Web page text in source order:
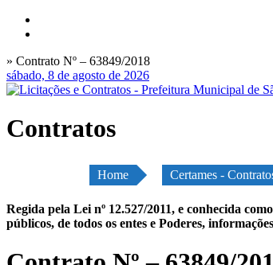
» Contrato Nº – 63849/2018
sábado, 8 de agosto de 2026
Contratos
Home Certames -
Regida pela Lei nº 12.527/2011, e conhecida
públicos, de todos os entes e Poderes,